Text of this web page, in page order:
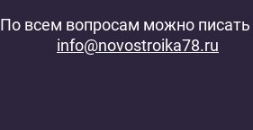
По всем вопросам можно писать
info@novostroika78.ru